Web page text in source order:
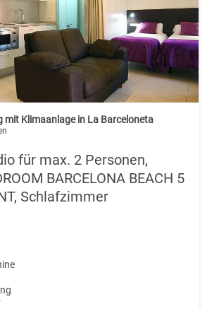
mit Klimaanlage in La Barceloneta
für max. 2 Personen,
BARCELONA BEACH 5
Schlafzimmer